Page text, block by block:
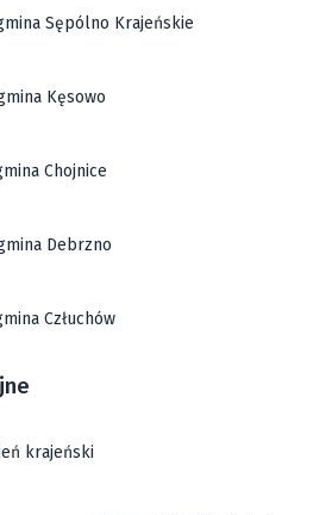
Sępólno Krajeńskie
Kęsowo
Chojnice
Debrzno
Człuchów
krajeński